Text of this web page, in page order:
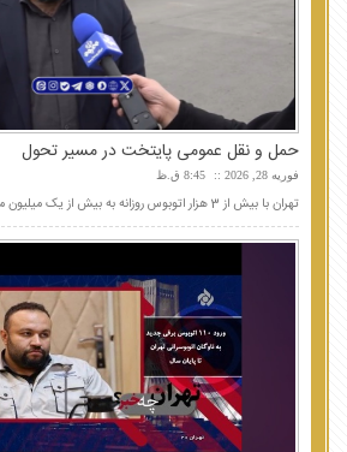
حمل و نقل عمومی پایتخت در مسیر تحول
فوریه 28, 2026 8:45 ق.ظ
تهران با بیش از 3 هزار اتوبوس روزانه به بیش از یک میلیون مسافر خدمت‌رسانی می‌کند.